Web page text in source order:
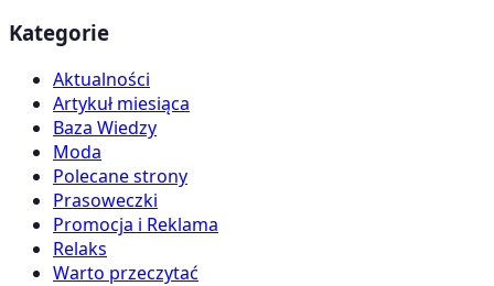
Kategorie
Aktualności
Artykuł miesiąca
Baza Wiedzy
Moda
Polecane strony
Prasoweczki
Promocja i Reklama
Relaks
Warto przeczytać